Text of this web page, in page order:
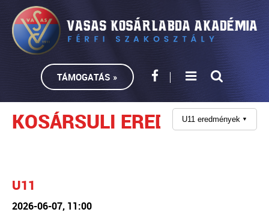
TÁMOGATÁS »
KOSÁRSULI EREDMÉNYEK
U11 eredmények ▼
U11
2026-06-07, 11:00